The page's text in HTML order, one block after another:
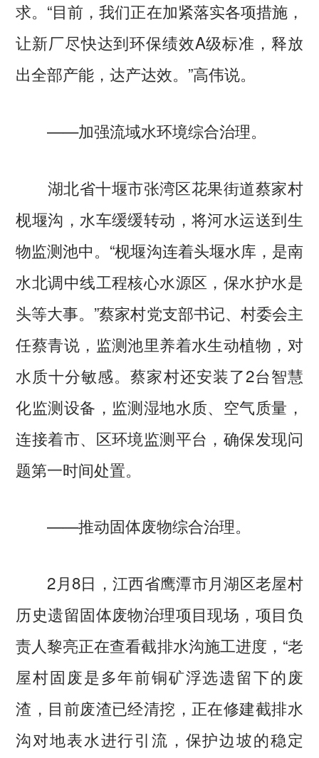
求。“目前，我们正在加紧落实各项措施，
让新厂尽快达到环保绩效A级标准，释放
出全部产能，达产达效。”高伟说。
——加强流域水环境综合治理。
湖北省十堰市张湾区花果街道蔡家村
枧堰沟，水车缓缓转动，将河水运送到生
物监测池中。“枧堰沟连着头堰水库，是南
水北调中线工程核心水源区，保水护水是
头等大事。”蔡家村党支部书记、村委会主
任蔡青说，监测池里养着水生动植物，对
水质十分敏感。蔡家村还安装了2台智慧
化监测设备，监测湿地水质、空气质量，
连接着市、区环境监测平台，确保发现问
题第一时间处置。
——推动固体废物综合治理。
2月8日，江西省鹰潭市月湖区老屋村
历史遗留固体废物治理项目现场，项目负
责人黎亮正在查看截排水沟施工进度，“老
屋村固废是多年前铜矿浮选遗留下的废
渣，目前废渣已经清挖，正在修建截排水
沟对地表水进行引流，保护边坡的稳定